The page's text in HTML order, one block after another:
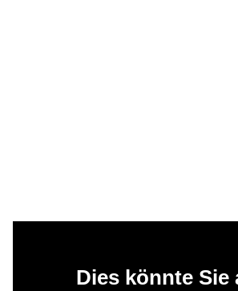
Dies könnte Sie